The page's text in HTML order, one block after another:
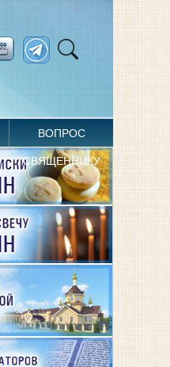
ВОПРОС
СВЯЩЕННИКУ